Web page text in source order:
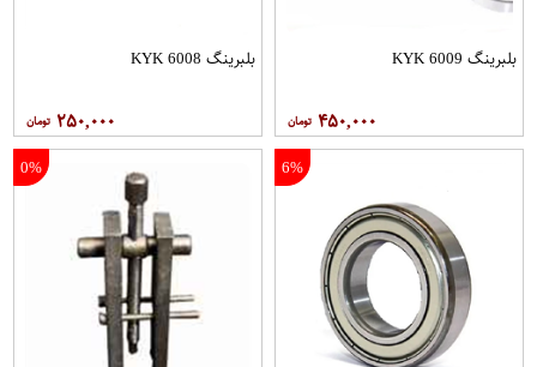
بلبرینگ 6009 KYK
۴۵۰,۰۰۰
بلبرینگ 6008 KYK
۲۵۰,۰۰۰
6%
0%